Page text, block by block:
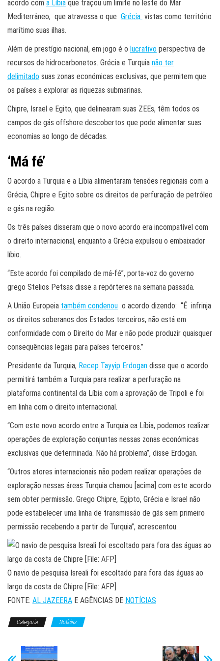
acordo com a Líbia que traçou um limite no leste do Mar
Mediterrâneo, que atravessa o que Grécia vistas como território
marítimo suas ilhas.
Além de prestígio nacional, em jogo é o lucrativo perspectiva de
recursos de hidrocarbonetos. Grécia e Turquia não ter
delimitado suas zonas económicas exclusivas, que permitem que
os países a explorar as riquezas submarinas.
Chipre, Israel e Egito, que delinearam suas ZEEs, têm todos os
campos de gás offshore descobertos que pode alimentar suas
economias ao longo de décadas.
‘Má fé’
O acordo a Turquia e a Líbia alimentaram tensões regionais com a
Grécia, Chipre e Egito sobre os direitos de perfuração de petróleo
e gás na região.
Os três países disseram que o novo acordo era incompatível com
o direito internacional, enquanto a Grécia expulsou o embaixador
líbio.
“Este acordo foi compilado de má-fé”, porta-voz do governo
grego Stelios Petsas disse a repórteres na semana passada.
A União Europeia também condenou o acordo dizendo: “É infrinja
os direitos soberanos dos Estados terceiros, não está em
conformidade com o Direito do Mar e não pode produzir quaisquer
consequências legais para países terceiros.”
Presidente da Turquia, Recep Tayyip Erdogan disse que o acordo
permitirá também a Turquia para realizar a perfuração na
plataforma continental da Líbia com a aprovação de Tripoli e foi
em linha com o direito internacional.
“Com este novo acordo entre a Turquia ea Líbia, podemos realizar
operações de exploração conjuntas nessas zonas económicas
exclusivas que determinada. Não há problema”, disse Erdogan.
“Outros atores internacionais não podem realizar operações de
exploração nessas áreas Turquia chamou [acima] com este acordo
sem obter permissão. Grego Chipre, Egipto, Grécia e Israel não
pode estabelecer uma linha de transmissão de gás sem primeiro
permissão recebendo a partir de Turquia”, acrescentou.
O navio de pesquisa Isreali foi escoltado para fora das águas ao
largo da costa de Chipre [File: AFP]
FONTE: AL JAZEERA E AGÊNCIAS DE NOTÍCIAS
Categoria Notícias